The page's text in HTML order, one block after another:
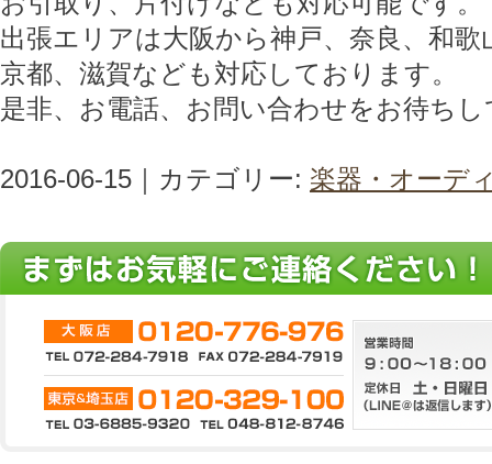
出張エリアは大阪から神戸、奈良、和歌
京都、滋賀なども対応しております。
是非、お電話、お問い合わせをお待ち
2016-06-15｜カテゴリー: 楽器・オーデ